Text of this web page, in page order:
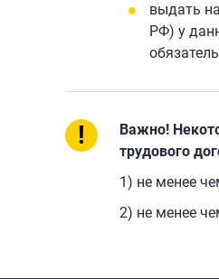
выдать
РФ) у
!
Важно!
трудового
1) не менее
2) не менее